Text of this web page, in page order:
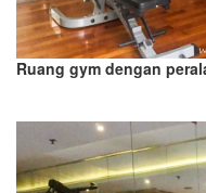
Ruang gym dengan